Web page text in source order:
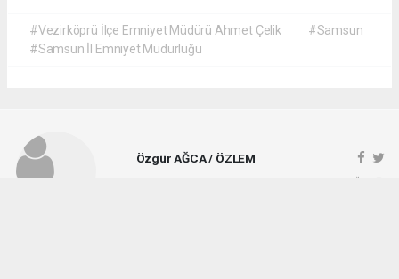
#Vezirköprü İlçe Emniyet Müdürü Ahmet Çelik
#Samsun
#Samsun İl Emniyet Müdürlüğü
Özgür AĞCA / ÖZLEM